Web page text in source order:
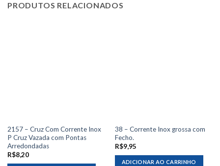
PRODUTOS RELACIONADOS
2157 – Cruz Com Corrente Inox
P Cruz Vazada com Pontas
Arredondadas
R$8,20
38 – Corrente Inox grossa com
Fecho.
R$9,95
ADICIONAR AO CARRINHO